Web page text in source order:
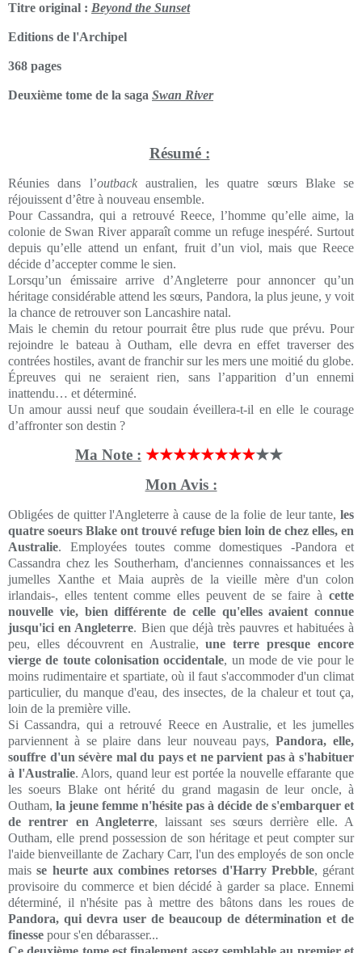
Titre original : Beyond the Sunset
Editions de l'Archipel
368 pages
Deuxième tome de la saga Swan River
Résumé :
Réunies dans l’outbackaustralien, les quatre sœurs Blake se
réjouissent d’être à nouveau ensemble.
Pour Cassandra, qui a retrouvé Reece, l’homme qu’elle aime, la
colonie de Swan River apparaît comme un refuge inespéré. Surtout
depuis qu’elle attend un enfant, fruit d’un viol, mais que Reece
décide d’accepter comme le sien.
Lorsqu’un émissaire arrive d’Angleterre pour annoncer qu’un
héritage considérable attend les sœurs, Pandora, la plus jeune, y voit
la chance de retrouver son Lancashire natal.
Mais le chemin du retour pourrait être plus rude que prévu. Pour
rejoindre le bateau à Outham, elle devra en effet traverser des
contrées hostiles, avant de franchir sur les mers une moitié du globe.
Épreuves qui ne seraient rien, sans l’apparition d’un ennemi
inattendu… et déterminé.
Un amour aussi neuf que soudain éveillera-t-il en elle le courage
d’affronter son destin ?
Ma Note : ★★★★★★★★★★
Mon Avis :
Obligées de quitter l'Angleterre à cause de la folie de leur tante, les
quatre soeurs Blake ont trouvé refuge bien loin de chez elles, en
Australie. Employées toutes comme domestiques -Pandora et
Cassandra chez les Southerham, d'anciennes connaissances et les
jumelles Xanthe et Maia auprès de la vieille mère d'un colon
irlandais-, elles tentent comme elles peuvent de se faire à cette
nouvelle vie, bien différente de celle qu'elles avaient connue
jusqu'ici en Angleterre. Bien que déjà très pauvres et habituées à
peu, elles découvrent en Australie,une terre presque encore
vierge de toute colonisation occidentale, un mode de vie pour le
moins rudimentaire et spartiate, où il faut s'accommoder d'un climat
particulier, du manque d'eau, des insectes, de la chaleur et tout ça,
loin de la première ville.
Si Cassandra, qui a retrouvé Reece en Australie, et les jumelles
parviennent à se plaire dans leur nouveau pays,Pandora, elle,
souffre d'un sévère mal du pays et ne parvient pas à s'habituer
à l'Australie. Alors, quand leur est portée la nouvelle effarante que
les soeurs Blake ont hérité du grand magasin de leur oncle, à
Outham, la jeune femme n'hésite pas à décide de s'embarquer et
de rentrer en Angleterre, laissant ses sœurs derrière elle. A
Outham, elle prend possession de son héritage et peut compter sur
l'aide bienveillante de Zachary Carr, l'un des employés de son oncle
maisse heurte aux combines retorses d'Harry Prebble, gérant
provisoire du commerce et bien décidé à garder sa place. Ennemi
déterminé, il n'hésite pas à mettre des bâtons dans les roues de
Pandora, qui devra user de beaucoup de détermination et de
finesse pour s'en débarasser...